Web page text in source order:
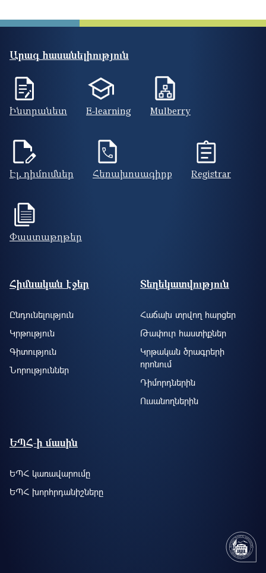
Արագ հասանելիություն
Ինտրանետ E-learning Mulberry
Էլ. դիմումներ Հեռախոսագիրք Registrar
Փաստաթղթեր
Footer site information
Հիմնական էջեր
Ընդունելություն
Կրթություն
Գիտություն
Նորություններ
Տեղեկատվություն
Հաճախ տրվող հարցեր
Թափուր հաստիքներ
Կրթական ծրագրերի
որոնում
Դիմորդներին
Ուսանողներին
ԵՊՀ-ի մասին
ԵՊՀ կառավարումը
ԵՊՀ խորհրդանիշները